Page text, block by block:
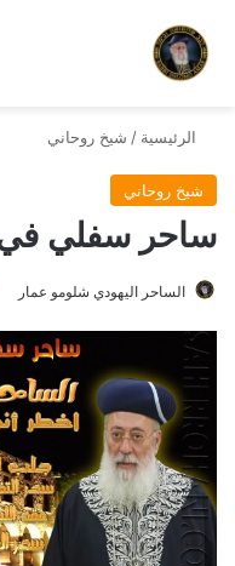
الرئيسية / شيخ روحاني
شيخ روحاني
ساحر سفلي في
الساحر اليهودي شلومو عمار